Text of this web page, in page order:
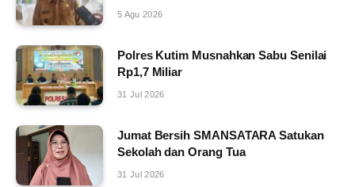
5 Agu 2026
Polres Kutim Musnahkan Sabu Senilai
Rp1,7 Miliar
31 Jul 2026
Jumat Bersih SMANSATARA Satukan
Sekolah dan Orang Tua
31 Jul 2026